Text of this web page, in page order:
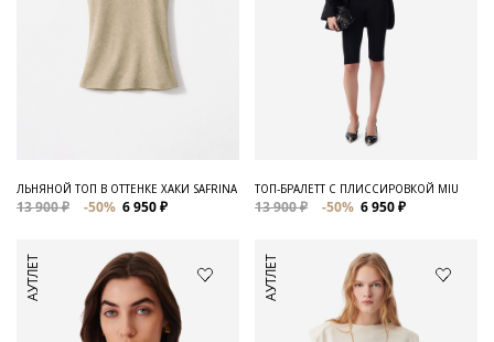
ЛЬНЯНОЙ ТОП В ОТТЕНКЕ ХАКИ SAFRINA
13 900 ₽ -50% 6 950 ₽
ТОП-БРАЛЕТТ С ПЛИССИРОВКОЙ MIU
13 900 ₽ -50% 6 950 ₽
АУТЛЕТ АУТЛЕТ